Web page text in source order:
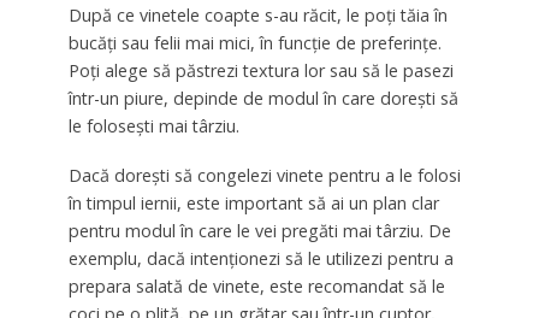
După ce vinetele coapte s-au răcit, le poți tăia în
bucăți sau felii mai mici, în funcție de preferințe.
Poți alege să păstrezi textura lor sau să le pasezi
într-un piure, depinde de modul în care dorești să
le folosești mai târziu.
Dacă dorești să congelezi vinete pentru a le folosi
în timpul iernii, este important să ai un plan clar
pentru modul în care le vei pregăti mai târziu. De
exemplu, dacă intenționezi să le utilizezi pentru a
prepara salată de vinete, este recomandat să le
coci pe o plită, pe un grătar sau într-un cuptor,